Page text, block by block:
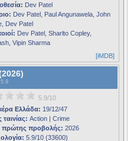
Dev Patel
Dev Patel, Paul Angunawela, John
Dev Patel
Dev Patel, Sharlto Copley,
Vipin Sharma
[iMDB]
5.9/10
Ελλάδα: 19/12/47
ταινίας: Action | Crime
πρώτης προβολής: 2026
5.9/10 (33600)